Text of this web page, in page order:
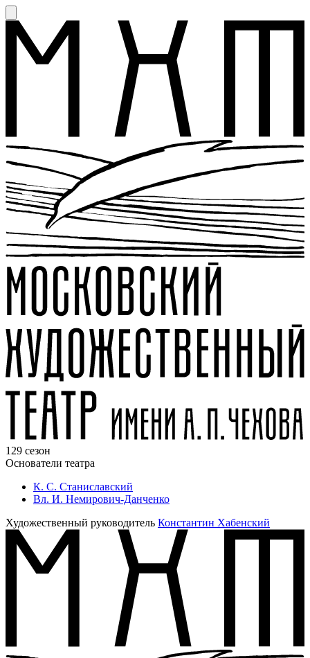
129 сезон
Основатели театра
К. С. Станиславский
Вл. И. Немирович-Данченко
Художественный руководитель Константин Хабенский